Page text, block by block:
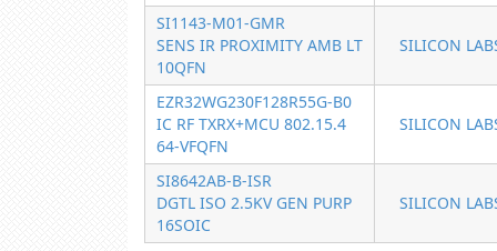
SI1143-M01-GMR
SENS IR PROXIMITY AMB LT
10QFN
SILICON
EZR32WG230F128R55G-B0
IC RF TXRX+MCU 802.15.4
64-VFQFN
SILICON
SI8642AB-B-ISR
DGTL ISO 2.5KV GEN PURP
16SOIC
SILICON